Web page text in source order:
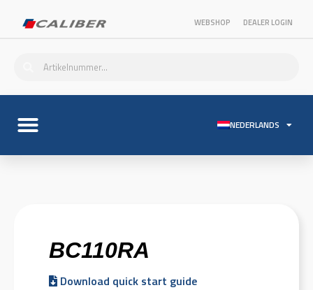
WEBSHOP DEALER LOGIN
NEDERLANDS
BC110RA
Download quick start guide